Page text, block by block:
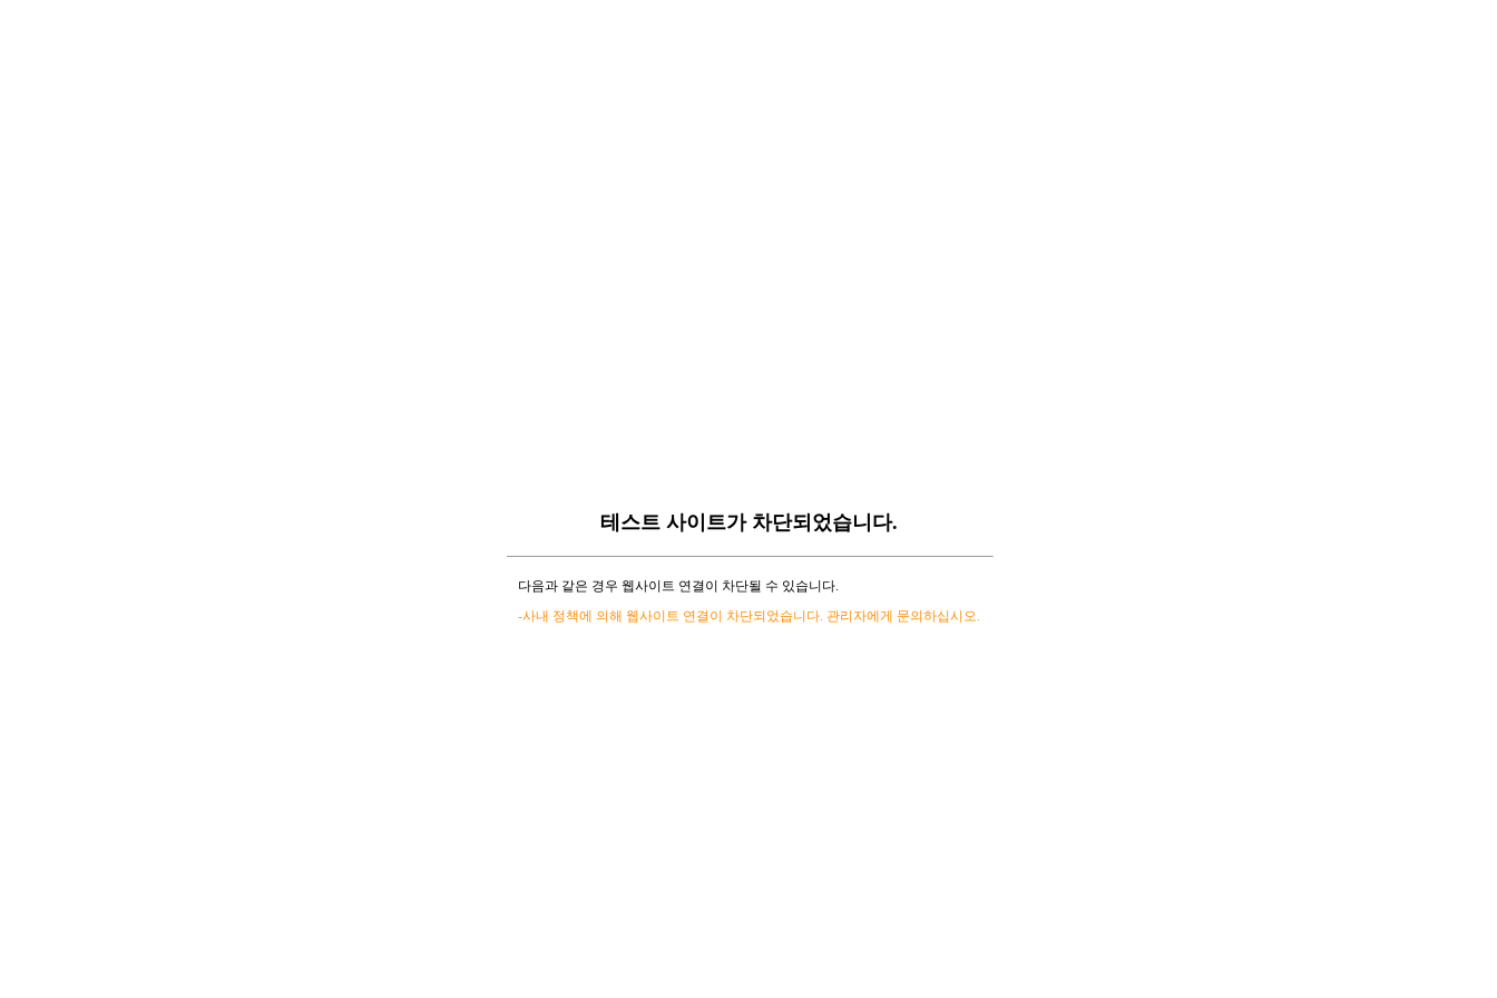
테스트 사이트가 차단되었습니다.
다음과 같은 경우 웹사이트 연결이 차단될 수 있습니다.
-사내 정책에 의해 웹사이트 연결이 차단되었습니다. 관리자에게 문의하십시오.